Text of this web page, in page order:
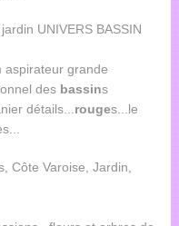
aspirateur grande
des bassins
détails...rouges...le